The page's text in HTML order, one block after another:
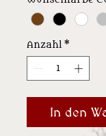
Anzahl *
In den